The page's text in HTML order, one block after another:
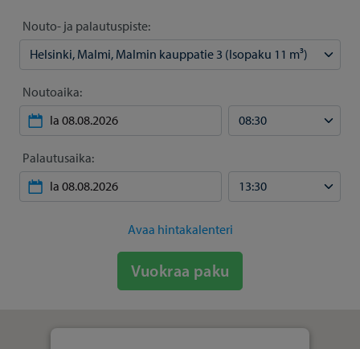
Nouto- ja palautuspiste:
Noutoaika:
Palautusaika:
Avaa hintakalenteri
Vuokraa paku